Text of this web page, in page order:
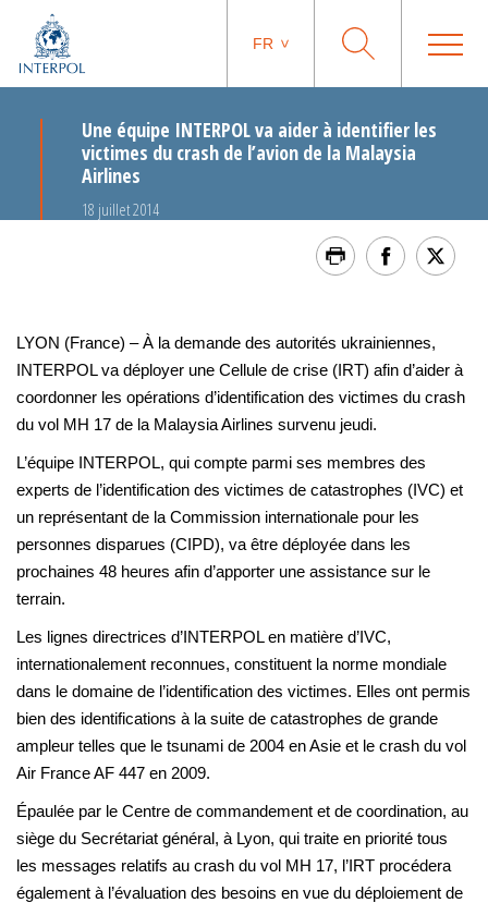
FR
Une équipe INTERPOL va aider à identifier les
victimes du crash de l’avion de la Malaysia
Airlines
18 juillet 2014
LYON (France) – À la demande des autorités ukrainiennes,
INTERPOL va déployer une Cellule de crise (IRT) afin d’aider à
coordonner les opérations d’identification des victimes du crash
du vol MH 17 de la Malaysia Airlines survenu jeudi.
L’équipe INTERPOL, qui compte parmi ses membres des
experts de l’identification des victimes de catastrophes (IVC) et
un représentant de la Commission internationale pour les
personnes disparues (CIPD), va être déployée dans les
prochaines 48 heures afin d’apporter une assistance sur le
terrain.
Les lignes directrices d’INTERPOL en matière d’IVC,
internationalement reconnues, constituent la norme mondiale
dans le domaine de l’identification des victimes. Elles ont permis
bien des identifications à la suite de catastrophes de grande
ampleur telles que le tsunami de 2004 en Asie et le crash du vol
Air France AF 447 en 2009.
Épaulée par le Centre de commandement et de coordination, au
siège du Secrétariat général, à Lyon, qui traite en priorité tous
les messages relatifs au crash du vol MH 17, l’IRT procédera
également à l’évaluation des besoins en vue du déploiement de